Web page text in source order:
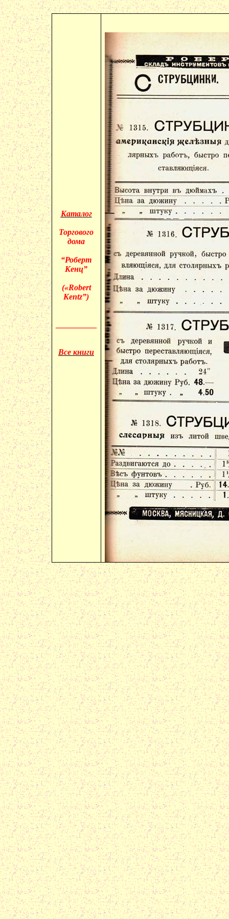
Каталог
Торгового
дома
“Роберт
Кенц”
(«Robert
Kentz”)
Все книги